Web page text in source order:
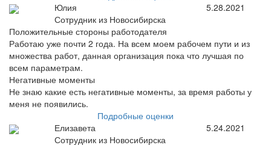
Юлия
Сотрудник из Новосибирска
5.28.2021
Положительные стороны работодателя
Работаю уже почти 2 года. На всем моем рабочем пути и из
множества работ, данная организация пока что лучшая по
всем параметрам.
Негативные моменты
Не знаю какие есть негативные моменты, за время работы у
меня не появились.
Подробные оценки
Елизавета
Сотрудник из Новосибирска
5.24.2021